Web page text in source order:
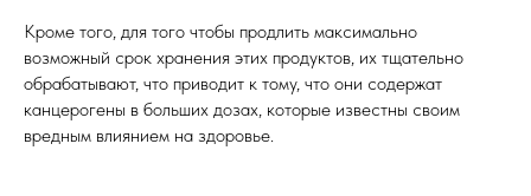
Кроме того, для того чтобы продлить максимально
возможный срок хранения этих продуктов, их тщательно
обрабатывают, что приводит к тому, что они содержат
канцерогены в больших дозах, которые известны своим
вредным влиянием на здоровье.